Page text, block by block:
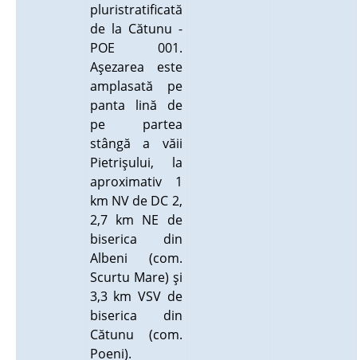
pluristratificată
de la Cătunu -
POE 001.
Aşezarea este
amplasată pe
panta lină de
pe partea
stângă a văii
Pietrişului, la
aproximativ 1
km NV de DC 2,
2,7 km NE de
biserica din
Albeni (com.
Scurtu Mare) şi
3,3 km VSV de
biserica din
Cătunu (com.
Poeni).